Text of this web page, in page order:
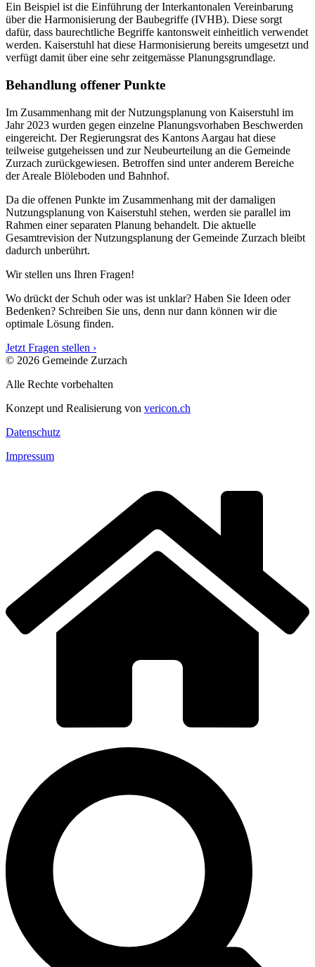
Ein Beispiel ist die Einführung der Interkantonalen Vereinbarung
über die Harmonisierung der Baubegriffe (IVHB). Diese sorgt
dafür, dass baurechtliche Begriffe kantonsweit einheitlich verwendet
werden. Kaiserstuhl hat diese Harmonisierung bereits umgesetzt und
verfügt damit über eine sehr zeitgemässe Planungsgrundlage.
Behandlung offener Punkte
Im Zusammenhang mit der Nutzungsplanung von Kaiserstuhl im
Jahr 2023 wurden gegen einzelne Planungsvorhaben Beschwerden
eingereicht. Der Regierungsrat des Kantons Aargau hat diese
teilweise gutgeheissen und zur Neubeurteilung an die Gemeinde
Zurzach zurückgewiesen. Betroffen sind unter anderem Bereiche
der Areale Blöleboden und Bahnhof.
Da die offenen Punkte im Zusammenhang mit der damaligen
Nutzungsplanung von Kaiserstuhl stehen, werden sie parallel im
Rahmen einer separaten Planung behandelt. Die aktuelle
Gesamtrevision der Nutzungsplanung der Gemeinde Zurzach bleibt
dadurch unberührt.
Wir stellen uns Ihren Fragen!
Wo drückt der Schuh oder was ist unklar? Haben Sie Ideen oder
Bedenken? Schreiben Sie uns, denn nur dann können wir die
optimale Lösung finden.
Jetzt Fragen stellen ›
© 2026 Gemeinde Zurzach
Alle Rechte vorbehalten
Konzept und Realisierung von vericon.ch
Datenschutz
Impressum